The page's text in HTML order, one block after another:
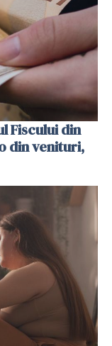
Fiscului din
din venituri,